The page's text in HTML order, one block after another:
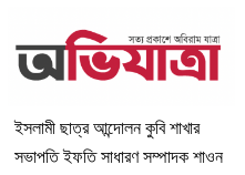
ইসলামী ছাত্র আন্দোলন কুবি শাখার
সভাপতি ইফতি সাধারণ সম্পাদক শাওন